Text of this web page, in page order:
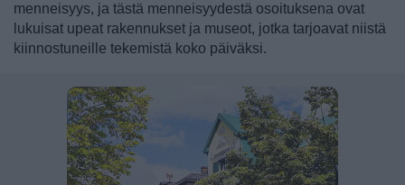
menneisyys, ja tästä menneisyydestä osoituksena ovat
lukuisat upeat rakennukset ja museot, jotka tarjoavat niistä
kiinnostuneille tekemistä koko päiväksi.